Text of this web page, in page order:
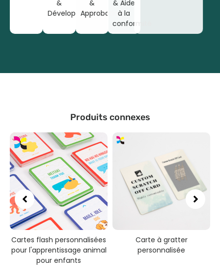
&
Développement
&
Approbation
& Aide
à la
conformité
Produits connexes
Cartes flash personnalisées
pour l'apprentissage animal
pour enfants
Carte à gratter
personnalisée